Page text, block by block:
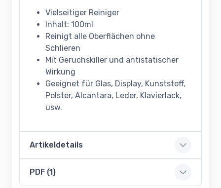
Vielseitiger Reiniger
Inhalt: 100ml
Reinigt alle Oberflächen ohne
Schlieren
Mit Geruchskiller und antistatischer
Wirkung
Geeignet für Glas, Display, Kunststoff,
Polster, Alcantara, Leder, Klavierlack,
usw.
Artikeldetails
PDF (1)